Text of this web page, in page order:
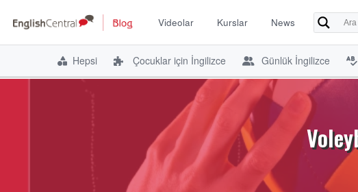
Videolar Kurslar News
Hepsi Çocuklar için İngilizce Günlük İngilizce